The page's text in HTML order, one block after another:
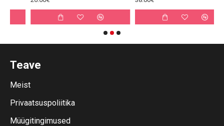
Teave
Meist
Privaatsuspoliitika
Müügitingimused